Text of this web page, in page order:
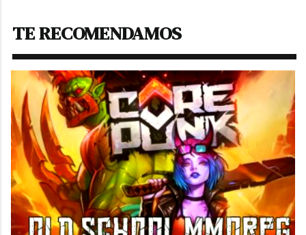
TE RECOMENDAMOS